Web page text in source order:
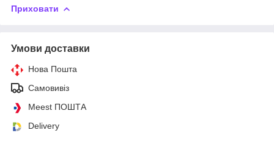
Приховати
Умови доставки
Нова Пошта
Самовивіз
Meest ПОШТА
Delivery